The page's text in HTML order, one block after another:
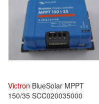
Victron BlueSolar MPPT
150/35 SCC020035000